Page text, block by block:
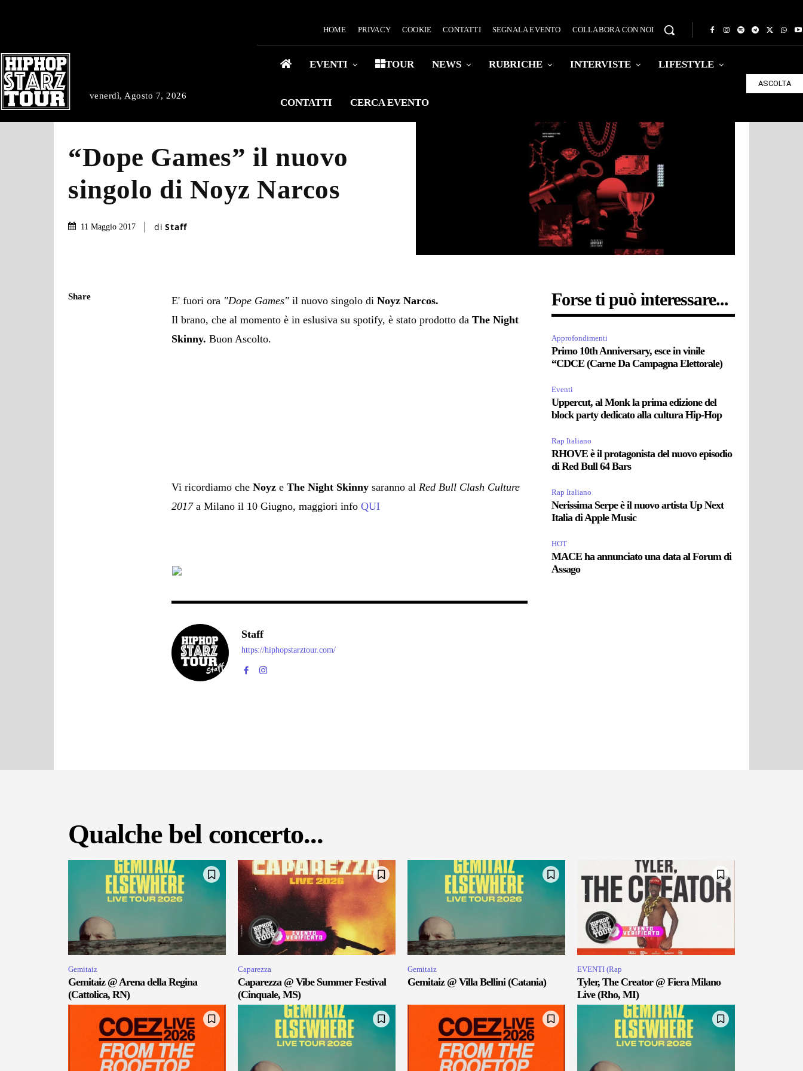
venerdì, Agosto 7, 2026
HOME PRIVACY COOKIE CONTATTI SEGNALA EVENTO COLLABORA CON NOI
EVENTI TOUR NEWS RUBRICHE INTERVISTE LIFESTYLE
CONTATTI CERCA EVENTO
ASCOLTA
“Dope Games” il nuovo
singolo di Noyz Narcos
11 Maggio 2017 di Staff
Share E' fuori ora "Dope Games" il nuovo singolo diNoyz Narcos.
Il brano, che al momento è in eslusiva su spotify, è stato prodotto daThe Night
Skinny. Buon Ascolto.
Vi ricordiamo cheNoyz eThe Night Skinny saranno alRed Bull Clash Culture
2017a Milano il 10 Giugno, maggiori infoQUI
Staff
https://hiphopstarztour.com/
Forse ti può interessare...
Approfondimenti
Primo 10th Anniversary, esce in vinile
“CDCE (Carne Da Campagna Elettorale)
Eventi
Uppercut, al Monk la prima edizione del
block party dedicato alla cultura Hip-Hop
Rap Italiano
RHOVE è il protagonista del nuovo episodio
di Red Bull 64 Bars
Rap Italiano
Nerissima Serpe è il nuovo artista Up Next
Italia di Apple Music
HOT
MACE ha annunciato una data al Forum di
Assago
Qualche bel concerto...
Gemitaiz
Gemitaiz @ Arena della Regina
(Cattolica, RN)
Caparezza
Caparezza @ Vibe Summer Festival
(Cinquale, MS)
Gemitaiz
Gemitaiz @ Villa Bellini (Catania)
EVENTI (Rap
Tyler, The Creator @ Fiera Milano
Live (Rho, MI)